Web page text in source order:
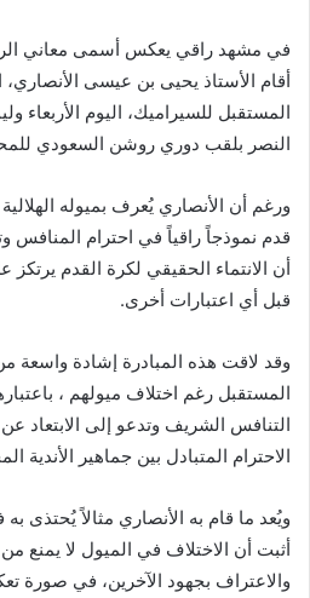
في مشهد راقي يعكس أسمى معاني
أقام الأستاذ يحيى بن عيسى
المستقبل للسيراميك، اليوم الأربعاء
النصر بلقب دوري روشن السعودي
ورغم أن الأنصاري يُعرف بميوله
قدم نموذجاً راقياً في احترام المنافس
أن الانتماء الحقيقي لكرة القدم يرتكز
قبل أي اعتبارات أخرى.
وقد لاقت هذه المبادرة إشادة واسعة
المستقبل رغم اختلاف ميولهم ،
التنافس الشريف وتدعو إلى الابتعاد
الاحترام المتبادل بين جماهير الأندية
ويُعد ما قام به الأنصاري مثالاً
أثبت أن الاختلاف في الميول لا يمنع من
والاعتراف بجهود الآخرين، في صورة